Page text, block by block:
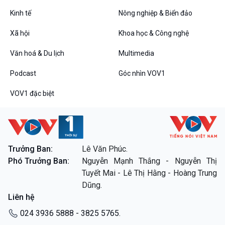
360 độ Sức khỏe
Tài nguyên và Môi trường
Chuyên gia của bạn
Xã hội chuyển động
Bước chân đến trường
Kết nối công nghệ
khí hậu
Văn hoá & Du lịch
Chát với người nổi tiếng
Câu chuyện Thể thao
Podcast
Góc nhìn VOV1
Bình luận
Kinh tế Nông nghiệp & Biển đảo
Xã hội Khoa học & Công nghệ
Văn hoá & Du lịch Multimedia
Podcast Góc nhìn VOV1
VOV1 đặc biệt
Trưởng Ban:
Lê Văn Phúc.
Phó Trưởng Ban:
Nguyễn Mạnh Thắng - Nguyễn Thị
Tuyết Mai - Lê Thị Hằng - Hoàng Trung
Dũng.
Liên hệ
024 3936 5888 - 3825 5765.